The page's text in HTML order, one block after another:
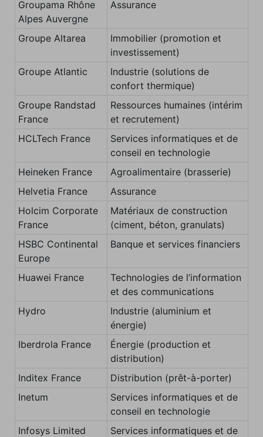
Groupama Rhône
Alpes Auvergne
Assurance
Groupe Altarea
Immobilier (promotion et
investissement)
Groupe Atlantic
Industrie (solutions de
confort thermique)
Groupe Randstad
France
Ressources humaines (intérim
et recrutement)
HCLTech France
Services informatiques et de
conseil en technologie
Heineken France
Agroalimentaire (brasserie)
Helvetia France
Assurance
Holcim Corporate
France
Matériaux de construction
(ciment, béton, granulats)
HSBC Continental
Europe
Banque et services financiers
Huawei France
Technologies de l’information
et des communications
Hydro
Industrie (aluminium et
énergie)
Iberdrola France
Énergie (production et
distribution)
Inditex France
Distribution (prêt-à-porter)
Inetum
Services informatiques et de
conseil en technologie
Infosys Limited
Services informatiques et de